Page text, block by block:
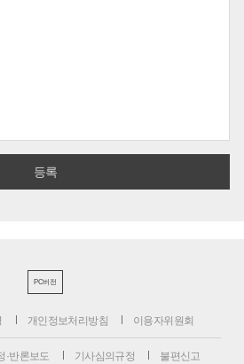
PC버전
개인정보처리방침 이용자위원회
·반론보도 기사심의규정 불편신고